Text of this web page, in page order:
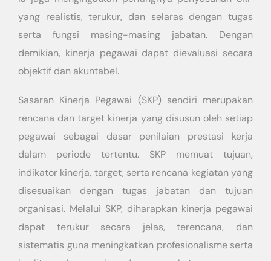
yang realistis, terukur, dan selaras dengan tugas
serta fungsi masing-masing jabatan. Dengan
demikian, kinerja pegawai dapat dievaluasi secara
objektif dan akuntabel.
Sasaran Kinerja Pegawai (SKP) sendiri merupakan
rencana dan target kinerja yang disusun oleh setiap
pegawai sebagai dasar penilaian prestasi kerja
dalam periode tertentu. SKP memuat tujuan,
indikator kinerja, target, serta rencana kegiatan yang
disesuaikan dengan tugas jabatan dan tujuan
organisasi. Melalui SKP, diharapkan kinerja pegawai
dapat terukur secara jelas, terencana, dan
sistematis guna meningkatkan profesionalisme serta